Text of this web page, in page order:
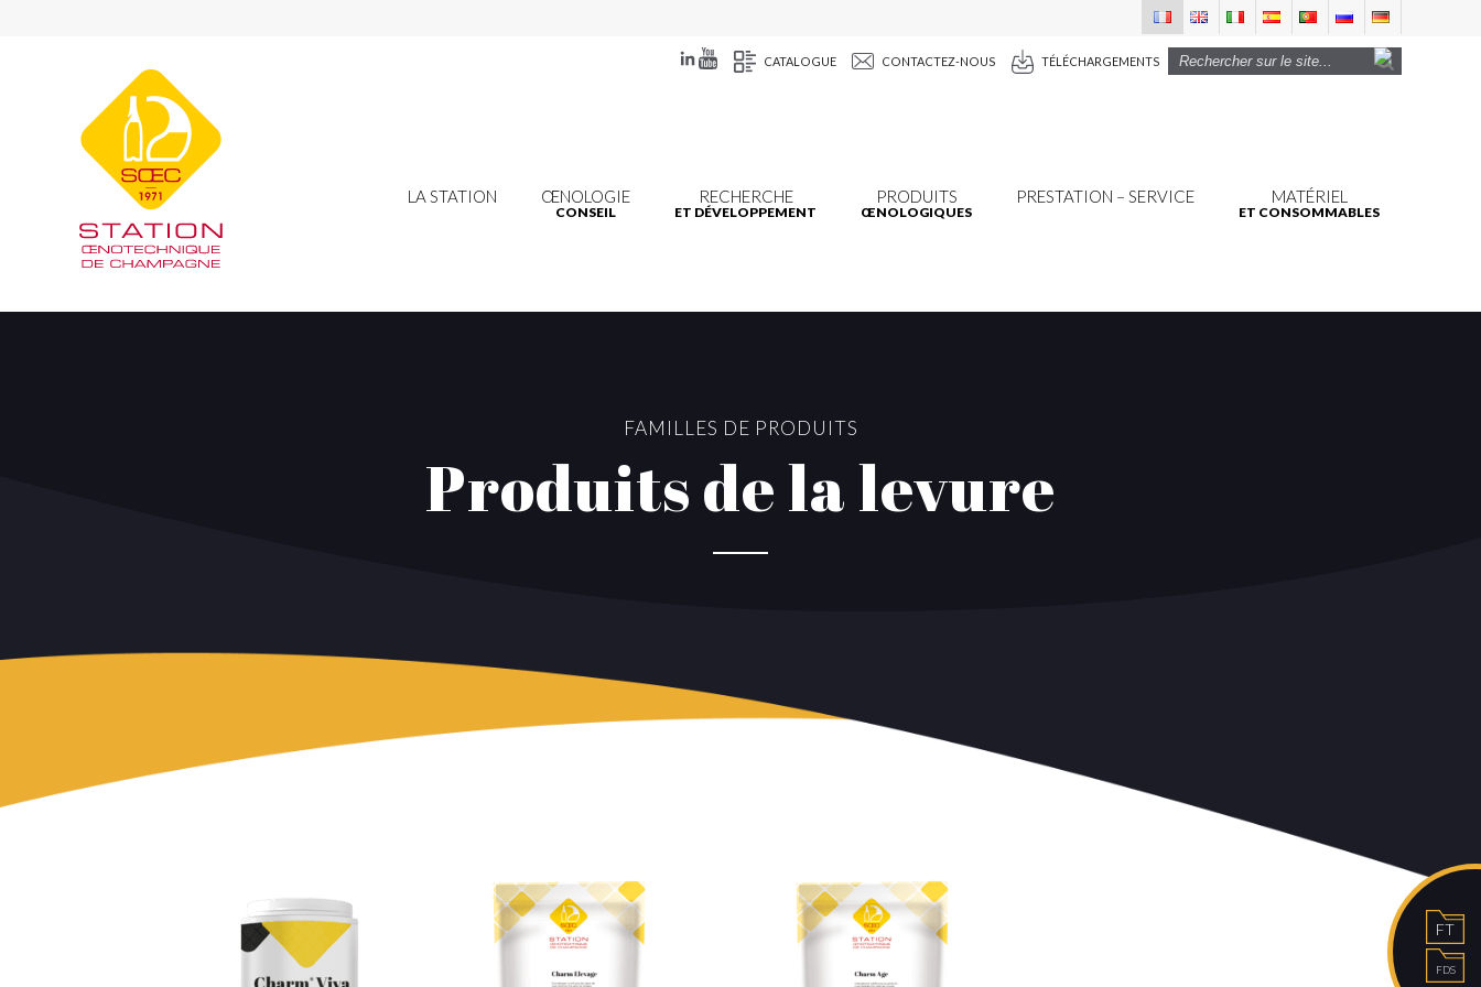
FT
FDS
CATALOGUE CONTACTEZ-NOUS TÉLÉCHARGEMENTS
LA STATION ŒNOLOGIE
CONSEIL
RECHERCHE
ET DÉVELOPPEMENT
PRODUITS
ŒNOLOGIQUES
PRESTATION – SERVICE MATÉRIEL
ET CONSOMMABLES
FAMILLES DE PRODUITS
Produits de la levure